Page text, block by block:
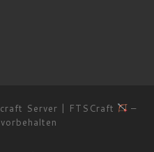
Server | FTSCraft
–